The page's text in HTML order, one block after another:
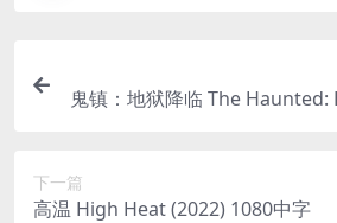
鬼镇：地狱降临 The Haunted:
下一篇
高温 High Heat (2022) 1080中字